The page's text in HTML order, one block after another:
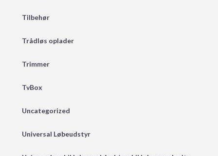
Tilbehør
Trådløs oplader
Trimmer
TvBox
Uncategorized
Universal Løbeudstyr